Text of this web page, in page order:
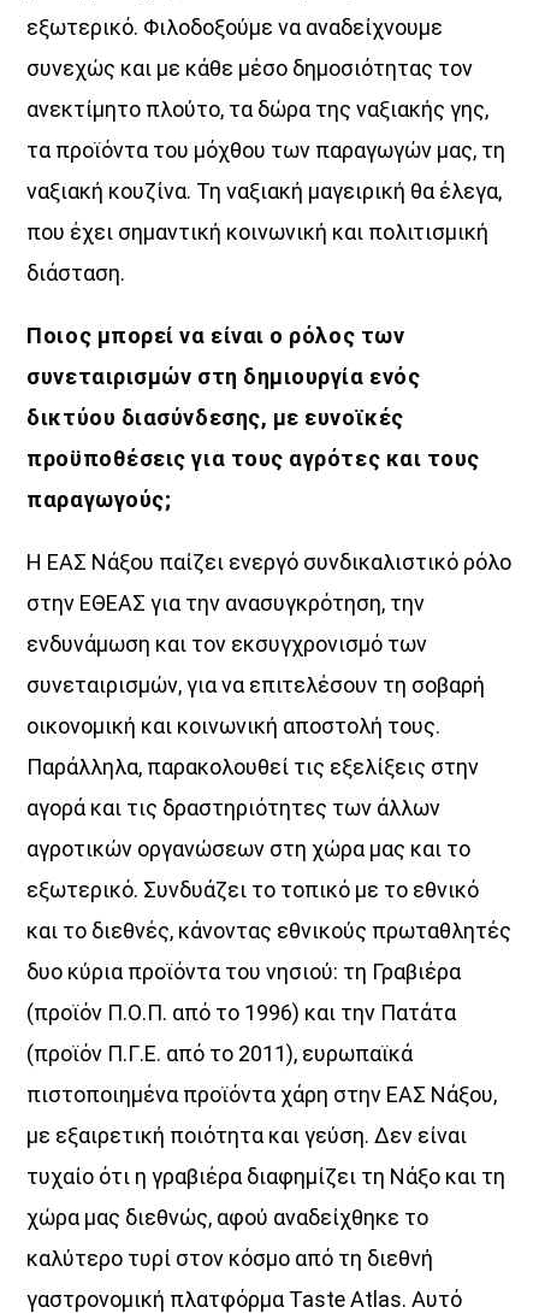
εξωτερικό. Φιλοδοξούμε να αναδείχνουμε
συνεχώς και με κάθε μέσο δημοσιότητας τον
ανεκτίμητο πλούτο, τα δώρα της ναξιακής γης,
τα προϊόντα του μόχθου των παραγωγών μας, τη
ναξιακή κουζίνα. Τη ναξιακή μαγειρική θα έλεγα,
που έχει σημαντική κοινωνική και πολιτισμική
διάσταση.
Ποιος μπορεί να είναι ο ρόλος των
συνεταιρισμών στη δημιουργία ενός
δικτύου διασύνδεσης, με ευνοϊκές
προϋποθέσεις για τους αγρότες και τους
παραγωγούς;
Η ΕΑΣ Νάξου παίζει ενεργό συνδικαλιστικό ρόλο
στην ΕΘΕΑΣ για την ανασυγκρότηση, την
ενδυνάμωση και τον εκσυγχρονισμό των
συνεταιρισμών, για να επιτελέσουν τη σοβαρή
οικονομική και κοινωνική αποστολή τους.
Παράλληλα, παρακολουθεί τις εξελίξεις στην
αγορά και τις δραστηριότητες των άλλων
αγροτικών οργανώσεων στη χώρα μας και το
εξωτερικό. Συνδυάζει το τοπικό με το εθνικό
και το διεθνές, κάνοντας εθνικούς πρωταθλητές
δυο κύρια προϊόντα του νησιού: τη Γραβιέρα
(προϊόν Π.Ο.Π. από το 1996) και την Πατάτα
(προϊόν Π.Γ.Ε. από το 2011), ευρωπαϊκά
πιστοποιημένα προϊόντα χάρη στην ΕΑΣ Νάξου,
με εξαιρετική ποιότητα και γεύση. Δεν είναι
τυχαίο ότι η γραβιέρα διαφημίζει τη Νάξο και τη
χώρα μας διεθνώς, αφού αναδείχθηκε το
καλύτερο τυρί στον κόσμο από τη διεθνή
γαστρονομική πλατφόρμα Taste Atlas. Αυτό